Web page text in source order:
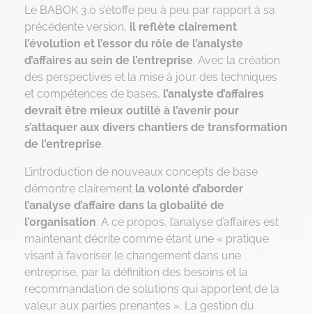
Le BABOK 3.0 s’étoffe peu à peu par rapport à sa
précédente version, il reflète clairement
l’évolution et l’essor du rôle de l’analyste
d’affaires au sein de l’entreprise. Avec la création
des perspectives et la mise à jour des techniques
et compétences de bases, l’analyste d’affaires
devrait être mieux outillé à l’avenir pour
s’attaquer aux divers chantiers de transformation
de l’entreprise.
L’introduction de nouveaux concepts de base
démontre clairement la volonté d’aborder
l’analyse d’affaire dans la globalité de
l’organisation. A ce propos, l’analyse d’affaires est
maintenant décrite comme étant une « pratique
visant à favoriser le changement dans une
entreprise, par la définition des besoins et la
recommandation de solutions qui apportent de la
valeur aux parties prenantes ». La gestion du